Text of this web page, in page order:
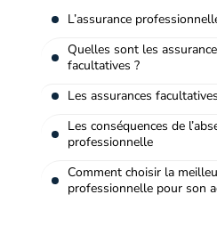
L’assurance
Quelles sont les
facultatives ?
Les assurances facultatives
Les conséquences de
professionnelle
Comment choisir la
professionnelle pour son